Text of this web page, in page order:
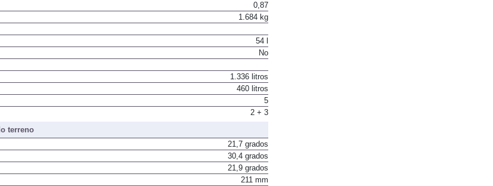
0,87
1.684 kg
54 l
No
1.336 litros
460 litros
5
2 + 3
terreno
21,7 grados
30,4 grados
21,9 grados
211 mm